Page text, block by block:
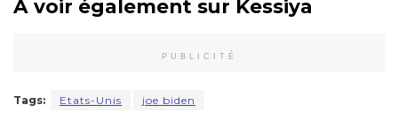
A voir également sur Kessiya
PUBLICITÉ
Tags: Etats-Unis joe biden